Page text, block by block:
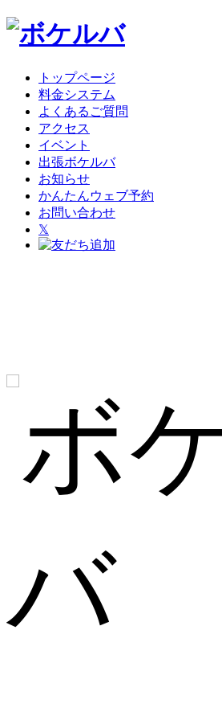
トップページ
料金システム
よくあるご質問
アクセス
イベント
出張ボケルバ
お知らせ
かんたんウェブ予約
お問い合わせ
𝕏